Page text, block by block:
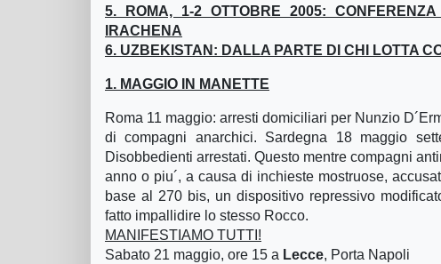
5. ROMA, 1-2 OTTOBRE 2005:
IRACHENA
6. UZBEKISTAN: DALLA PARTE DI CHI LOTTA
1. MAGGIO IN MANETTE
Roma 11 maggio: arresti domiciliari per Nunzio
di compagni anarchici. Sardegna 18 maggio
Disobbedienti arrestati. Questo mentre compagni
anno o piu´, a causa di inchieste mostruose,
base al 270 bis, un dispositivo repressivo
fatto impallidire lo stesso Rocco.
MANIFESTIAMO TUTTI!
Sabato 21 maggio, ore 15 a Lecce, Porta Napoli